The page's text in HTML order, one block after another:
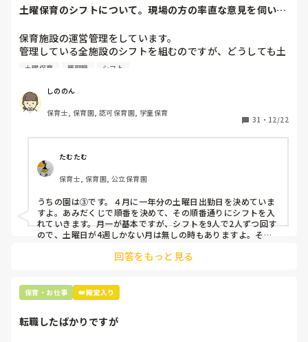
土曜保育のシフトについて。現場の方の率直な意見を伺いた
保育施設の運営管理をしています。
管理している全施設のシフトを組むのですが、どうしても土
曜保育だけは入れる方が少なく、いつも苦労しています。
て入職しているはずですが、いざ勤務が始まると一日も土曜
出勤が出来ない方ばかりです。
①土曜日の希望休は2日まで、と制限をかける
②毎月、必ず土曜保育に入ることのできる日を1日だけピッ
クアップしてもらう
③仮シフトが出た時、土曜出勤が難しければ自身で代わりの
人を交渉して見つけてもらう
上記のいずれかの対策を取り入れることを考えています。
土曜保育 管理職 シフト
しののん
保育士, 保育園, 認可保育園, 学童保育
31 ・ 12/22
たむたむ
保育士, 保育園, 公立保育園
うちの園は③です。４月に一年分の土曜日出勤日を決めていま
すよ。あみだくじで順番を決めて、その順番通りにシフトを入
れていきます。月一が基本ですが、シフトを9人で2人ずつ回す
ので、土曜日が4週しかない月は無しの時もありますよ。その
て貰い、主任に報告してます。
回答をもっと見る
保育・お仕事 👑殿堂入り
転職したばかりですが